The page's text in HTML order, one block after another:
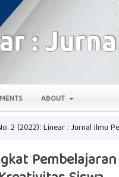
ABOUT
2 (2022): Linear : Jurnal Ilmu